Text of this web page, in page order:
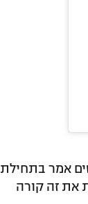
אמר בתחילת
את זה קורה